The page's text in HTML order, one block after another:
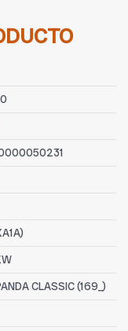
CLASSIC (169_)